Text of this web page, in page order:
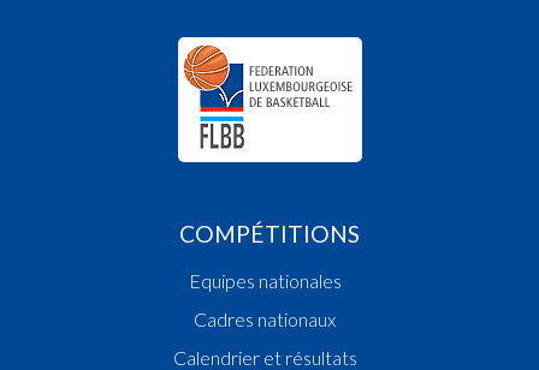
COMPÉTITIONS
Equipes nationales
Cadres nationaux
Calendrier et résultats